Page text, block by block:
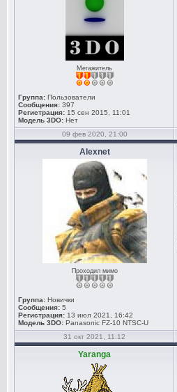
Мегажитель
Группа: Пользователи
Сообщения: 397
Регистрация: 15 сен 2015, 11:01
Модель 3DO: Нет
09 фев 2020, 21:00
Alexnet
Проходил мимо
Группа: Новички
Сообщения: 5
Регистрация: 13 июл 2021, 16:42
Модель 3DO: Panasonic FZ-10 NTSC-U
31 окт 2021, 11:12
Yaranga